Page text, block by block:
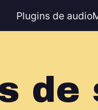
Plugins de audio